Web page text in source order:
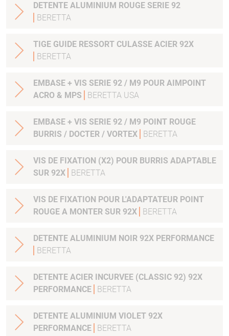
DETENTE ALUMINIUM ROUGE SERIE 92
BERETTA
TIGE GUIDE RESSORT CULASSE ACIER 92X
BERETTA
EMBASE + VIS SERIE 92 / M9 POUR AIMPOINT
ACRO & MPS
BERETTA USA
EMBASE + VIS SERIE 92 / M9 POINT ROUGE
BURRIS / DOCTER / VORTEX
BERETTA
VIS DE FIXATION (X2) POUR BURRIS ADAPTABLE
SUR 92X
BERETTA
VIS DE FIXATION POUR L'ADAPTATEUR POINT
ROUGE A MONTER SUR 92X
BERETTA
DETENTE ALUMINIUM NOIR 92X PERFORMANCE
BERETTA
DETENTE ACIER INCURVEE (CLASSIC 92) 92X
PERFORMANCE
BERETTA
DETENTE ALUMINIUM VIOLET 92X
PERFORMANCE
BERETTA